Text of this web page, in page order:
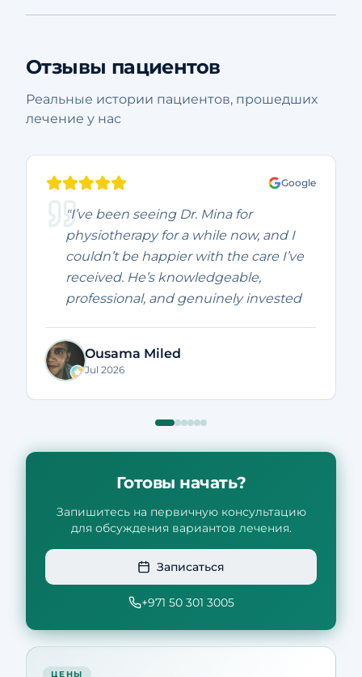
Отзывы пациентов
Реальные истории пациентов, прошедших
лечение у нас
Google
"I’ve been seeing Dr. Mina for
physiotherapy for a while now, and I
couldn’t be happier with the care I’ve
received. He’s knowledgeable,
professional, and genuinely invested
seen real improvements in my pain
and mobility, and every session has
been worthwhile. Highly
recommended to anyone looking for
an excellent physiotherapist. Thank
you, Dr. Mina!"
Ousama Miled
Jul 2026
Готовы начать?
Запишитесь на первичную консультацию
для обсуждения вариантов лечения.
Записаться
+971 50 301 3005
ЦЕНЫ